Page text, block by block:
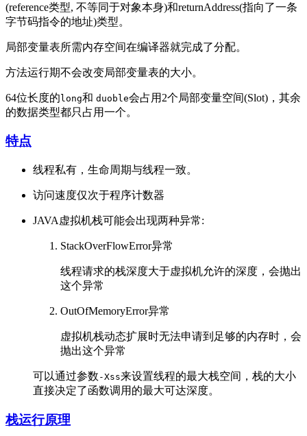
(reference类型, 不等同于对象本身)和returnAddress(指向了一条
字节码指令的地址)类型。
局部变量表所需内存空间在编译器就完成了分配。
方法运行期不会改变局部变量表的大小。
64位长度的 long和 duoble会占用2个局部变量空间(Slot)，其余
的数据类型都只占用一个。
特点
线程私有，生命周期与线程一致。
访问速度仅次于程序计数器
JAVA虚拟机栈可能会出现两种异常:
StackOverFlowError异常
线程请求的栈深度大于虚拟机允许的深度，会抛出
这个异常
OutOfMemoryError异常
虚拟机栈动态扩展时无法申请到足够的内存时，会
抛出这个异常
可以通过参数 -Xss来设置线程的最大栈空间，栈的大小
直接决定了函数调用的最大可达深度。
栈运行原理